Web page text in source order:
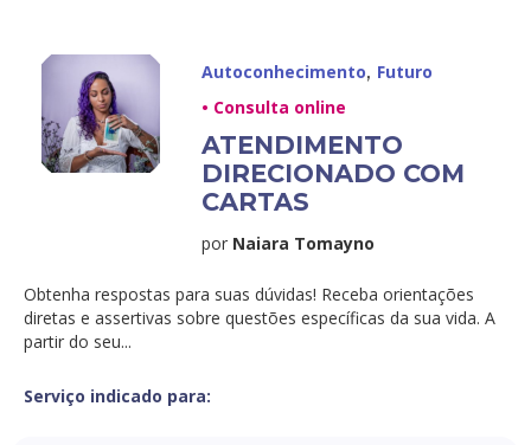
Autoconhecimento, Futuro
• Consulta online
ATENDIMENTO
DIRECIONADO COM
CARTAS
por Naiara Tomayno
Obtenha respostas para suas dúvidas! Receba orientações
diretas e assertivas sobre questões específicas da sua vida. A
partir do seu...
Serviço indicado para: